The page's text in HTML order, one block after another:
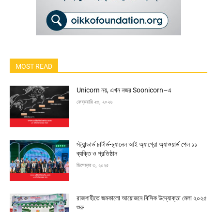
MOST READ
Unicorn নয়, এখন নজর Soonicorn–এ
ফেব্রুয়ারি ২৩, ২০২৬
স্ট্যান্ডার্ড চার্টার্ড-চ্যানেল আই অ্যাগ্রো অ্যাওয়ার্ড পেল ১১
ব্যক্তি ও প্রতিষ্ঠান
ডিসেম্বর ৩, ২০২৫
রাজশাহীতে জমকালো আয়োজনে বিসিক উদ্যোক্তা মেলা ২০২৫
শুরু